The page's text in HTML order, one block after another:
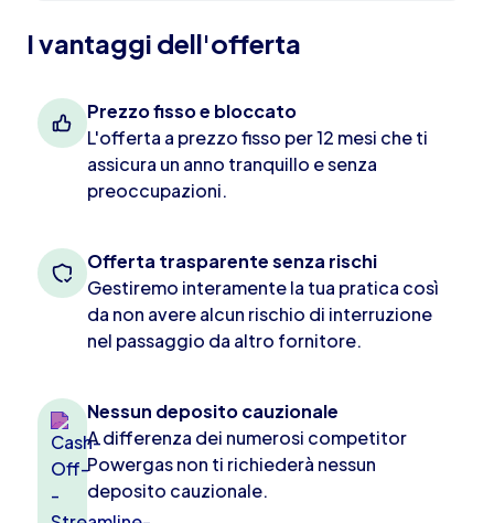
I vantaggi dell'offerta
Prezzo fisso e bloccato
L'offerta a prezzo fisso per 12 mesi che ti
assicura un anno tranquillo e senza
preoccupazioni.
Offerta trasparente senza rischi
Gestiremo interamente la tua pratica così
da non avere alcun rischio di interruzione
nel passaggio da altro fornitore.
Nessun deposito cauzionale
A differenza dei numerosi competitor
Powergas non ti richiederà nessun
deposito cauzionale.